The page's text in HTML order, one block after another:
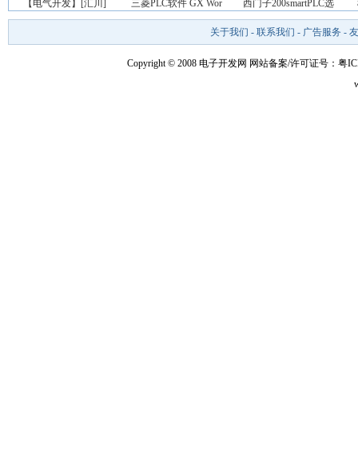
【电气开发】[汇川] 三菱PLC软件 GX Wor 西门子200smartPLC选
关于我们 - 联系我们 - 广告服务 -
Copyright © 2008 电子开发网 网站备案/许可证号：粤